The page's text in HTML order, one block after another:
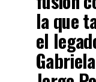
la que
el